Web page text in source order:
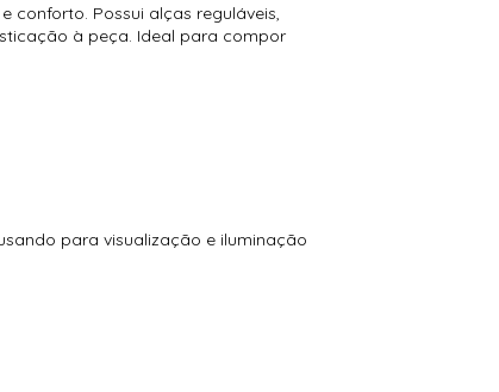
Possui alças reguláveis,
à peça. Ideal para compor
para visualização e iluminação